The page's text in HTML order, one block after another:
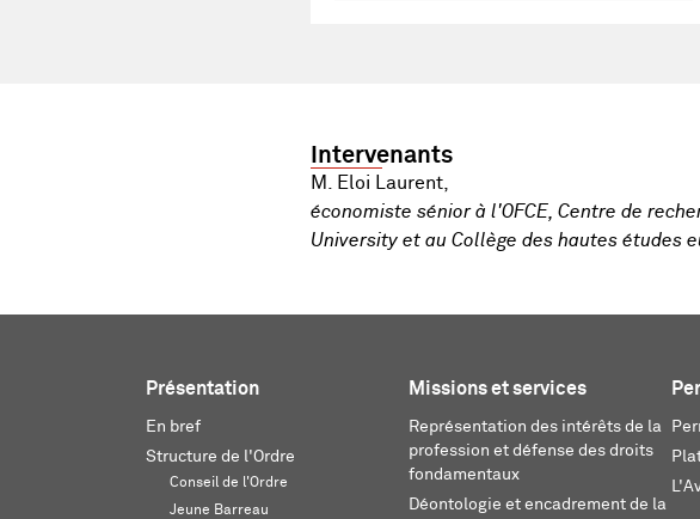
Intervenants
M. Eloi Laurent,
économiste sénior à l'OFCE, Centre de
University et au Collège des hautes études
Présentation
En bref
Structure de l'Ordre
Conseil de l'Ordre
Jeune Barreau
Missions et services
Représentation des intérêts de la
profession et défense des droits
fondamentaux
Déontologie et encadrement de la